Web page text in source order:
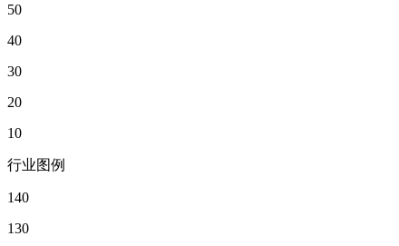
50
40
30
20
10
行业图例
140
130